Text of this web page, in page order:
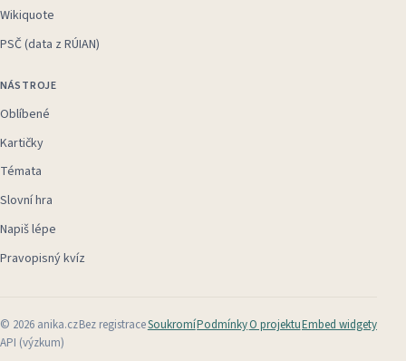
Wikiquote
PSČ (data z RÚIAN)
NÁSTROJE
Oblíbené
Kartičky
Témata
Slovní hra
Napiš lépe
Pravopisný kvíz
© 2026 anika.czBez registraceSoukromíPodmínkyO projektuEmbed widgety
API (výzkum)